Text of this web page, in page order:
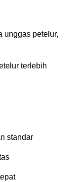
unggas petelur,
terlebih
standar